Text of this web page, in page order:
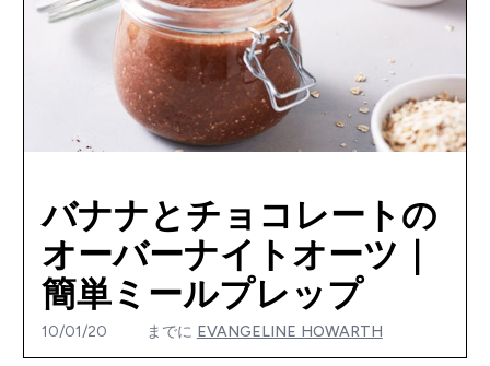
バナナとチョコレートの
オーバーナイトオーツ｜
簡単ミールプレップ
10/01/20 までに EVANGELINE HOWARTH